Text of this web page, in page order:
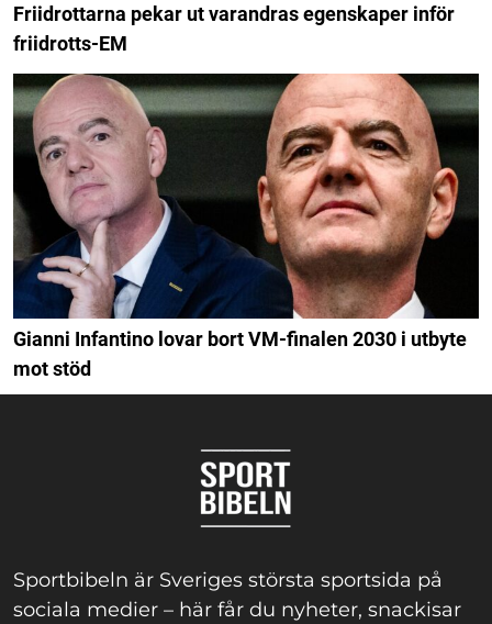
Friidrottarna pekar ut varandras egenskaper inför
friidrotts-EM
Gianni Infantino lovar bort VM-finalen 2030 i utbyte
mot stöd
Sportbibeln är Sveriges största sportsida på
sociala medier – här får du nyheter, snackisar